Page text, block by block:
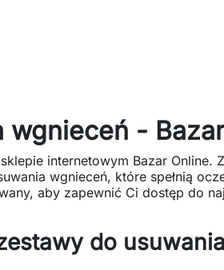
-
internetowym Bazar Online.
wgnieceń, które spełnią
aby zapewnić Ci dostęp do
do